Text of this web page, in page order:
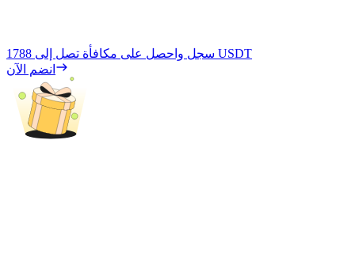
سجل واحصل على مكافأة تصل إلى 1788 USDT
انضم الآن